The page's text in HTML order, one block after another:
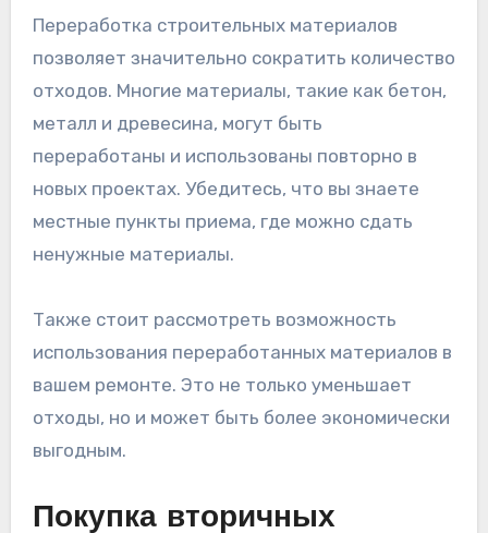
Переработка строительных материалов
позволяет значительно сократить количество
отходов. Многие материалы, такие как бетон,
металл и древесина, могут быть
переработаны и использованы повторно в
новых проектах. Убедитесь, что вы знаете
местные пункты приема, где можно сдать
ненужные материалы.
Также стоит рассмотреть возможность
использования переработанных материалов в
вашем ремонте. Это не только уменьшает
отходы, но и может быть более экономически
выгодным.
Покупка вторичных